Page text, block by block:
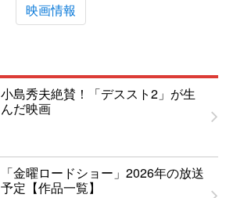
映画情報
小島秀夫絶賛！「デススト2」が生
んだ映画
「金曜ロードショー」2026年の放送
予定【作品一覧】